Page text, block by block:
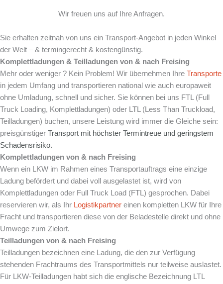
Wir freuen uns auf Ihre Anfragen.
Sie erhalten zeitnah von uns ein Transport-Angebot in jeden Winkel
der Welt – & termingerecht & kostengünstig.
Komplettladungen & Teilladungen von & nach Freising
Mehr oder weniger ? Kein Problem! Wir übernehmen Ihre Transporte
in jedem Umfang und transportieren national wie auch europaweit
ohne Umladung, schnell und sicher. Sie können bei uns FTL (Full
Truck Loading, Komplettladungen) oder LTL (Less Than Truckload,
Teilladungen) buchen, unsere Leistung wird immer die Gleiche sein:
preisgünstiger Transport mit höchster Termintreue und geringstem
Schadensrisiko.
Komplettladungen von & nach Freising
Wenn ein LKW im Rahmen eines Transportauftrags eine einzige
Ladung befördert und dabei voll ausgelastet ist, wird von
Komplettladungen oder Full Truck Load (FTL) gesprochen. Dabei
reservieren wir, als Ihr Logistikpartner einen kompletten LKW für Ihre
Fracht und transportieren diese von der Beladestelle direkt und ohne
Umwege zum Zielort.
Teilladungen von & nach Freising
Teilladungen bezeichnen eine Ladung, die den zur Verfügung
stehenden Frachtraums des Transportmittels nur teilweise auslastet.
Für LKW-Teilladungen habt sich die englische Bezeichnung LTL